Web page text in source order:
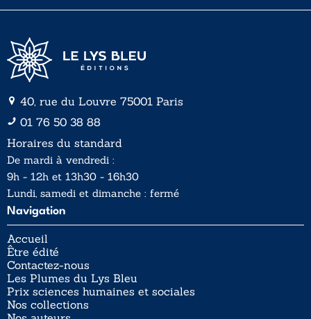
40, rue du Louvre 75001 Paris
01 76 50 38 88
Horaires du standard
De mardi à vendredi :
9h - 12h et 13h30 - 16h30
Lundi, samedi et dimanche : fermé
Navigation
Accueil
Être édité
Contactez-nous
Les Plumes du Lys Bleu
Prix sciences humaines et sociales
Nos collections